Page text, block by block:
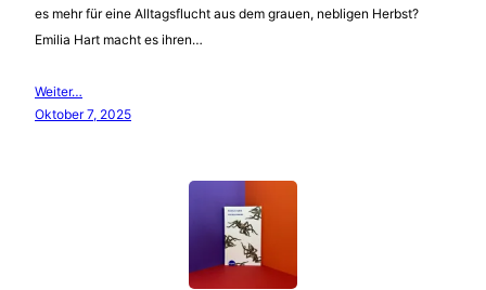
es mehr für eine Alltagsflucht aus dem grauen, nebligen Herbst?
Emilia Hart macht es ihren…
Weiter…
Oktober 7, 2025